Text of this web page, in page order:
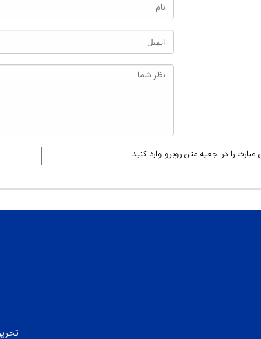
را در جعبه متن روبرو وارد کنید